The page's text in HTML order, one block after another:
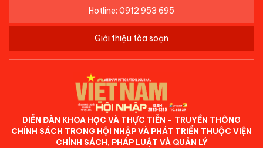
Hotline: 0912 953 695
Giới thiệu tòa soạn
DIỄN ĐÀN KHOA HỌC VÀ THỰC TIỄN - TRUYỀN THÔNG
CHÍNH SÁCH TRONG HỘI NHẬP VÀ PHÁT TRIỂN THUỘC VIỆN
CHÍNH SÁCH, PHÁP LUẬT VÀ QUẢN LÝ